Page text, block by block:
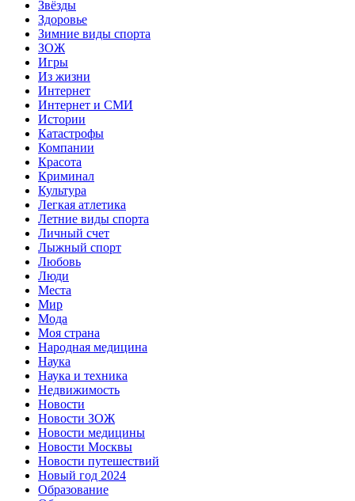
Звёзды
Здоровье
Зимние виды спорта
ЗОЖ
Игры
Из жизни
Интернет
Интернет и СМИ
Истории
Катастрофы
Компании
Красота
Криминал
Культура
Легкая атлетика
Летние виды спорта
Личный счет
Лыжный спорт
Любовь
Люди
Места
Мир
Мода
Моя страна
Народная медицина
Наука
Наука и техника
Недвижимость
Новости
Новости ЗОЖ
Новости медицины
Новости Москвы
Новости путешествий
Новый год 2024
Образование